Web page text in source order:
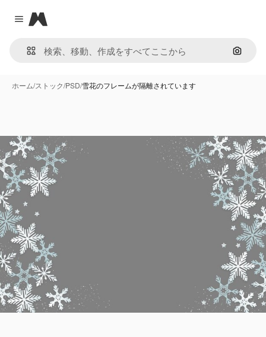
Close menu
Magnific
画像で
ホーム/ストック/PSD/雪花のフレームが隔離されています